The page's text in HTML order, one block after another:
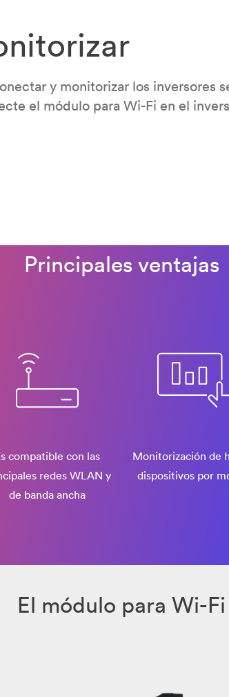
y monitorizar los inversores
el módulo para Wi-Fi en el
Principales ventajas
compatible con las
redes WLAN y
de banda ancha
Monitorización de
dispositivos por
El módulo para Wi-Fi